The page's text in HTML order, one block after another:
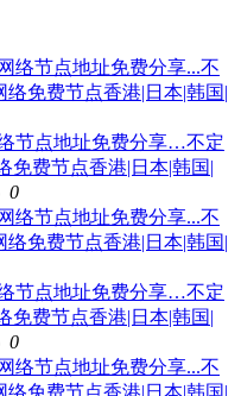
络节点地址免费分享…不定
费节点香港|日本|韩国|
0
络节点地址免费分享…不定
费节点香港|日本|韩国|
0